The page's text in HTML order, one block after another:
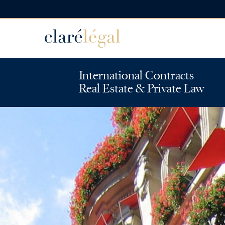
International Contracts
Real Estate & Private Law